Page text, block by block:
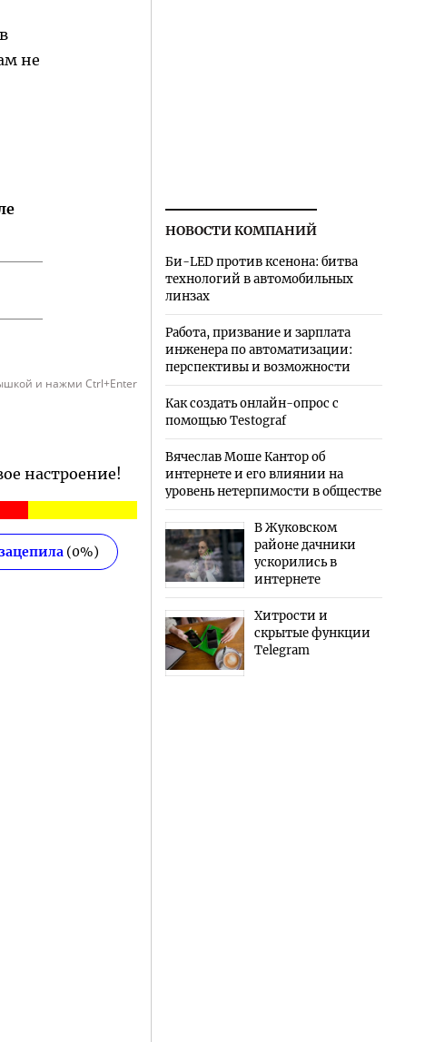
не
и нажми Ctrl+Enter
настроение!
(0%)
НОВОСТИ КОМПАНИЙ
Би-LED против ксенона: битва
технологий в автомобильных
линзах
Работа, призвание и зарплата
инженера по автоматизации:
перспективы и возможности
Как создать онлайн-опрос с
помощью Testograf
Вячеслав Моше Кантор об
интернете и его влиянии на
уровень нетерпимости в обществе
В Жуковском
районе дачники
ускорились в
интернете
Хитрости и
скрытые функции
Telegram